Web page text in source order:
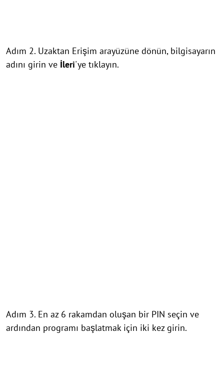
Adım 2. Uzaktan Erişim arayüzüne dönün, bilgisayarın
adını girin ve İleri'ye tıklayın.
Adım 3. En az 6 rakamdan oluşan bir PIN seçin ve
ardından programı başlatmak için iki kez girin.